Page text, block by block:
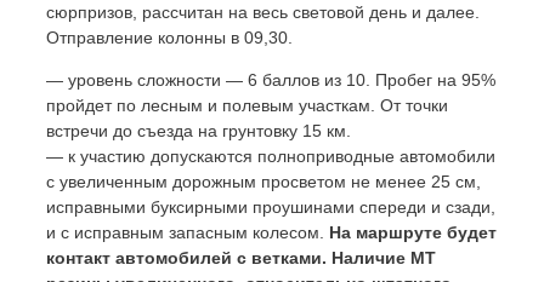
сюрпризов, рассчитан на весь световой день и далее.
Отправление колонны в 09,30.
— уровень сложности — 6 баллов из 10. Пробег на 95%
пройдет по​ лесным и полевым участкам. От точки
встречи до съезда на грунтовку 15 км.
— к участию допускаются полноприводные автомобили
с увеличенным дорожным просветом не менее 25 см,
исправными буксирными проушинами спереди и сзади,
и с исправным запасным колесом. На маршруте будет​
контакт автомобилей с ветками. Наличие МТ